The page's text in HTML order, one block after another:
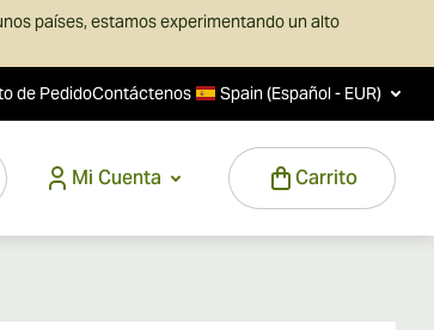
países, estamos experimentando un alto
de PedidoContáctenos Spain (Español - EUR)
Mi Cuenta
Carrito